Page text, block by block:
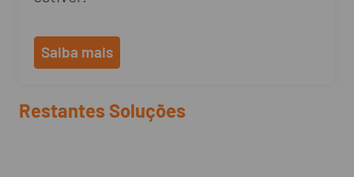
Saiba mais
Restantes Soluções